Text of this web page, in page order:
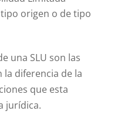
origen o de tipo
una SLU son las
la diferencia de la
que esta
jurídica.